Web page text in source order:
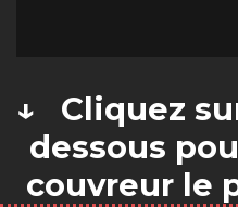
↓ Cliquez
dessous
couvreur le